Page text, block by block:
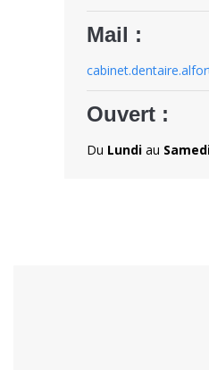
Mail :
Ouvert :
Du Lundi au